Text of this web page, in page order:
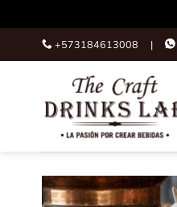
to
+573184613008 |